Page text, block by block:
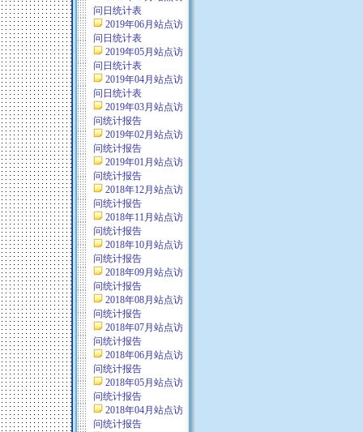
问日统计表
2019年06月站点访
问日统计表
2019年05月站点访
问日统计表
2019年04月站点访
问日统计表
2019年03月站点访
问统计报告
2019年02月站点访
问统计报告
2019年01月站点访
问统计报告
2018年12月站点访
问统计报告
2018年11月站点访
问统计报告
2018年10月站点访
问统计报告
2018年09月站点访
问统计报告
2018年08月站点访
问统计报告
2018年07月站点访
问统计报告
2018年06月站点访
问统计报告
2018年05月站点访
问统计报告
2018年04月站点访
问统计报告